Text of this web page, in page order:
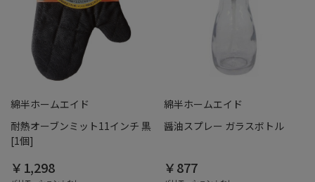
綿半ホームエイド
耐熱オーブンミット11インチ 黒
[1個]
￥1,298
綿半ホームエイド
醤油スプレー ガラスボトル
￥877